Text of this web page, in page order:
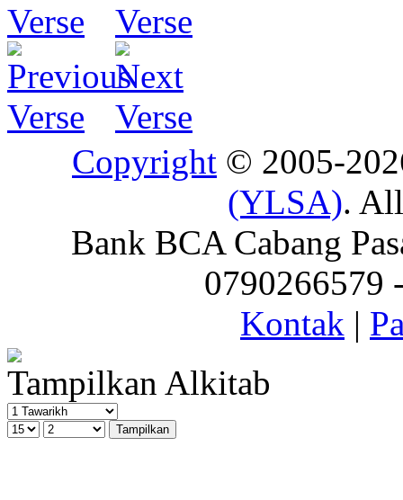
Copyright © 2005-
(YLSA).
Bank BCA Cabang
0790266579
Kontak |
Tampilkan Alkitab